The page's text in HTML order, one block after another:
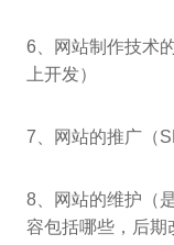
6、网站制作技术
上开发）
7、网站的推广（
8、网站的维护（
容包括哪些，后期